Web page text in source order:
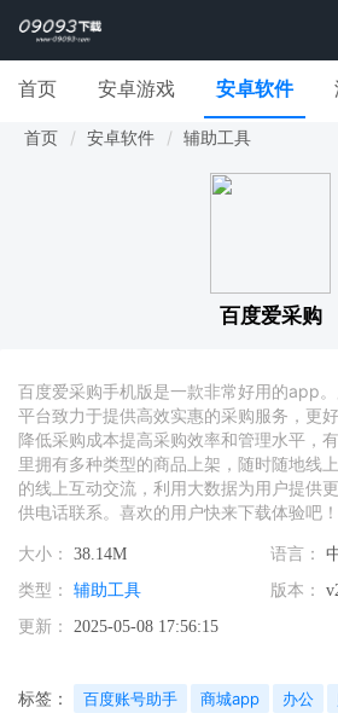
首页 安卓游戏 安卓软件
首页 安卓软件 辅助工具
百度爱采购
百度爱采购手机版是一款非常好用的app
平台致力于提供高效实惠的采购服务，更
降低采购成本提高采购效率和管理水平，
里拥有多种类型的商品上架，随时随地线
的线上互动交流，利用大数据为用户提供
供电话联系。喜欢的用户快来下载体验吧！
大小： 38.14M 语言：
类型：
辅助工具 版本：
更新：
2025-05-08 17:56:15
标签： 百度账号助手 商城app 办公